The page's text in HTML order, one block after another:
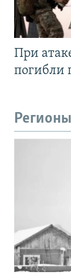
При
погибли
Регионы